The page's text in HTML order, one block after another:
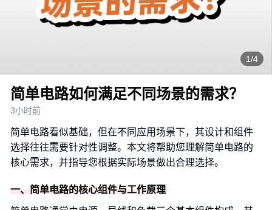
1/4
简单电路如何满足不同场景的需求？
3小时前
简单电路看似基础，但在不同应用场景下，其设计和组件
选择往往需要针对性调整。本文将帮助您理解简单电路的
核心需求，并指导您根据实际场景做出合理选择。
一、简单电路的核心组件与工作原理